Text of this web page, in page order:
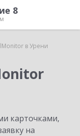
8
в Урени
карточками,
на